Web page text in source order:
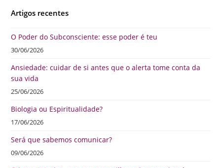
Artigos recentes
O Poder do Subconsciente: esse poder é teu
30/06/2026
Ansiedade: cuidar de si antes que o alerta tome conta da
sua vida
25/06/2026
Biologia ou Espiritualidade?
17/06/2026
Será que sabemos comunicar?
09/06/2026